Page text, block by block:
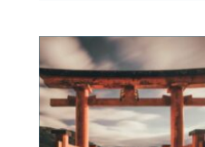
erbjuder mer än bara
surf...